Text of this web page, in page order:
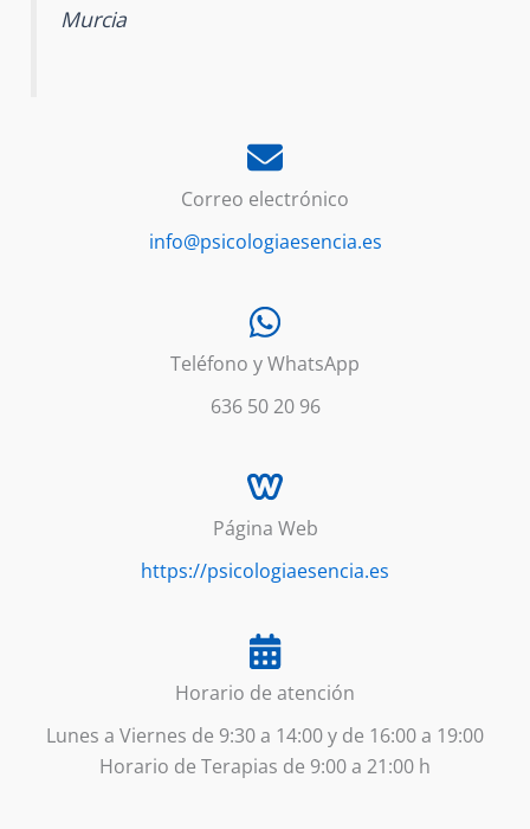
Murcia
Correo electrónico
info@psicologiaesencia.es
Teléfono y WhatsApp
636 50 20 96
Página Web
https://psicologiaesencia.es
Horario de atención
Lunes a Viernes de 9:30 a 14:00 y de 16:00 a 19:00
Horario de Terapias de 9:00 a 21:00 h